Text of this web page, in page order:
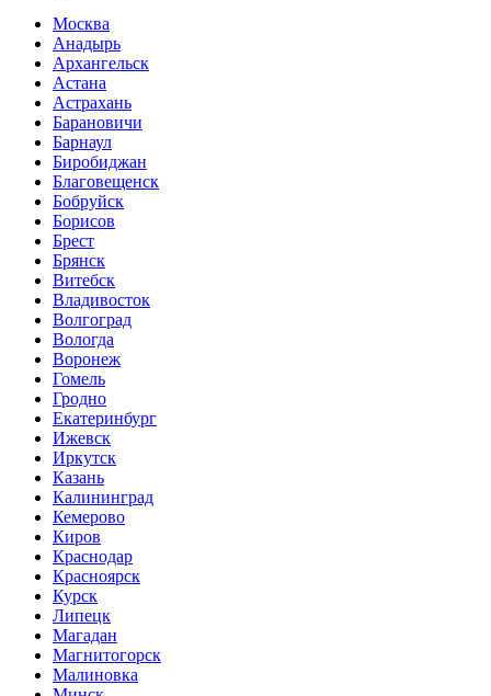
Москва
Анадырь
Архангельск
Астана
Астрахань
Барановичи
Барнаул
Биробиджан
Благовещенск
Бобруйск
Борисов
Брест
Брянск
Витебск
Владивосток
Волгоград
Вологда
Воронеж
Гомель
Гродно
Екатеринбург
Ижевск
Иркутск
Казань
Калининград
Кемерово
Киров
Краснодар
Красноярск
Курск
Липецк
Магадан
Магнитогорск
Малиновка